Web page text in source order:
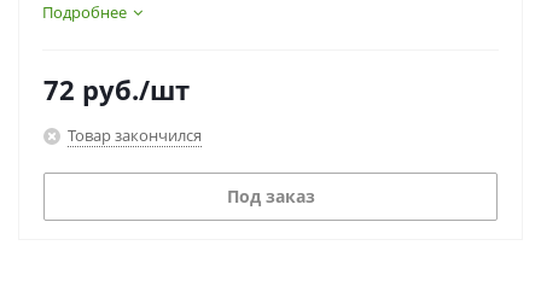
Подробнее
72 руб./шт
Товар закончился
Под заказ